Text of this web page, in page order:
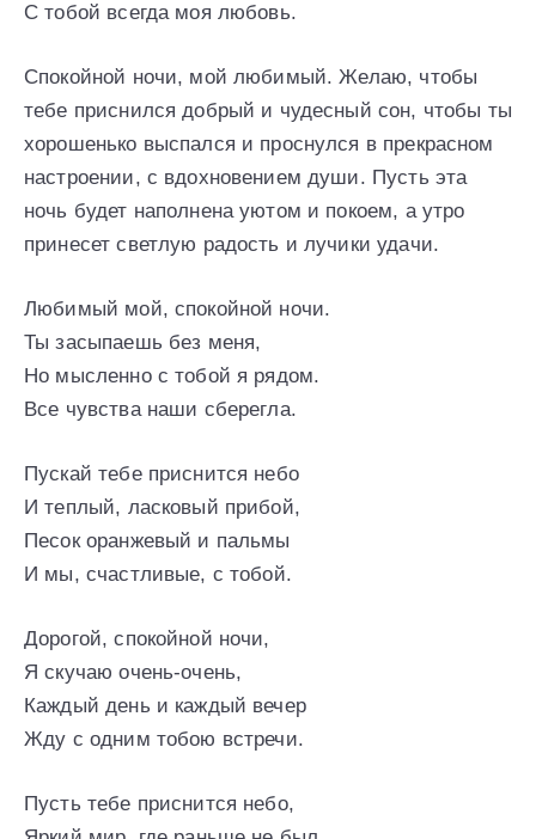
С тобой всегда моя любовь.
Спокойной ночи, мой любимый. Желаю, чтобы
тебе приснился добрый и чудесный сон, чтобы ты
хорошенько выспался и проснулся в прекрасном
настроении, с вдохновением души. Пусть эта
ночь будет наполнена уютом и покоем, а утро
принесет светлую радость и лучики удачи.
Любимый мой, спокойной ночи.
Ты засыпаешь без меня,
Но мысленно с тобой я рядом.
Все чувства наши сберегла.
Пускай тебе приснится небо
И теплый, ласковый прибой,
Песок оранжевый и пальмы
И мы, счастливые, с тобой.
Дорогой, спокойной ночи,
Я скучаю очень-очень,
Каждый день и каждый вечер
Жду с одним тобою встречи.
Пусть тебе приснится небо,